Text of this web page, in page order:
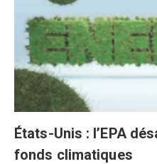
États-Unis : l’EPA
fonds climatiques